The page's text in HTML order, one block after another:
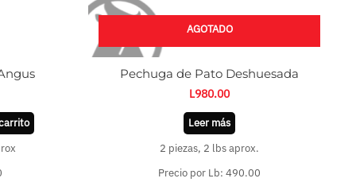
AGOTADO
Pechuga de Pato Deshuesada
L980.00
Leer más
2 piezas, 2 lbs aprox.
Precio por Lb: 490.00